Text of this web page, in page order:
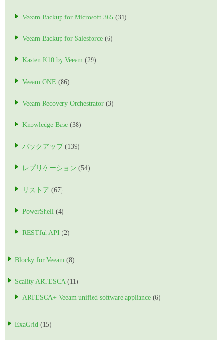
Veeam Backup for Microsoft 365 (31)
Veeam Backup for Salesforce (6)
Kasten K10 by Veeam (29)
Veeam ONE (86)
Veeam Recovery Orchestrator (3)
Knowledge Base (38)
バックアップ (139)
レプリケーション (54)
リストア (67)
PowerShell (4)
RESTful API (2)
Blocky for Veeam (8)
Scality ARTESCA(11)
ARTESCA+ Veeam unified software appliance (6)
ExaGrid (15)